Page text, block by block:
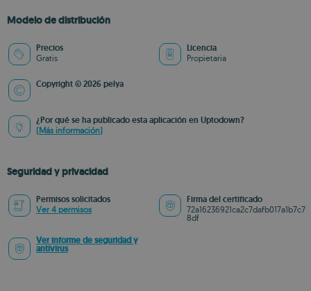
Modelo de distribución
Precios
Gratis
Licencia
Propietaria
Copyright © 2026 pelya
¿Por qué se ha publicado esta aplicación en Uptodown?
(Más información)
Seguridad y privacidad
Permisos solicitados
Ver 4 permisos
Firma del certificado
72a16236921ca2c7dafb017a1b7c7
8df
Ver informe de seguridad y
antivirus